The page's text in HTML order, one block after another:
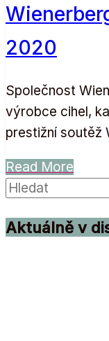
2020
Společnost
výrobce cihel,
prestižní soutěž
Read More
Aktuálně v